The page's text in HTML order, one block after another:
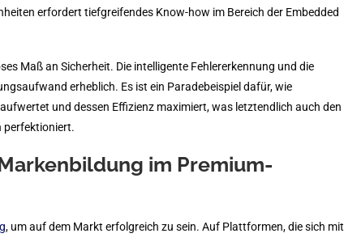
erfordert tiefgreifendes Know-how im Bereich der Embedded
Maß an Sicherheit. Die intelligente Fehlererkennung und die
erheblich. Es ist ein Paradebeispiel dafür, wie
und dessen Effizienz maximiert, was letztendlich auch den
perfektioniert.
im Premium-
, um auf dem Markt erfolgreich zu sein. Auf Plattformen, die sich mit